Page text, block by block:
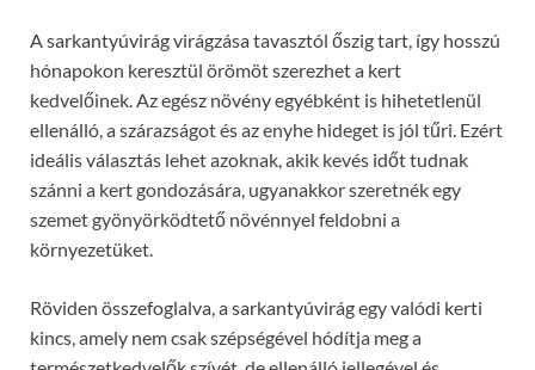
A sarkantyúvirág virágzása tavasztól őszig tart, így hosszú
hónapokon keresztül örömöt szerezhet a kert
kedvelőinek. Az egész növény egyébként is hihetetlenül
ellenálló, a szárazságot és az enyhe hideget is jól tűri. Ezért
ideális választás lehet azoknak, akik kevés időt tudnak
szánni a kert gondozására, ugyanakkor szeretnék egy
szemet gyönyörködtető növénnyel feldobni a
környezetüket.
Röviden összefoglalva, a sarkantyúvirág egy valódi kerti
kincs, amely nem csak szépségével hódítja meg a